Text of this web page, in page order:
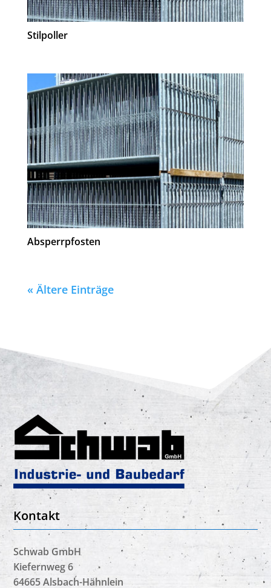
Stilpoller
Absperrpfosten
« Ältere Einträge
Kontakt
Schwab GmbH
Kiefernweg 6
64665 Alsbach-Hähnlein